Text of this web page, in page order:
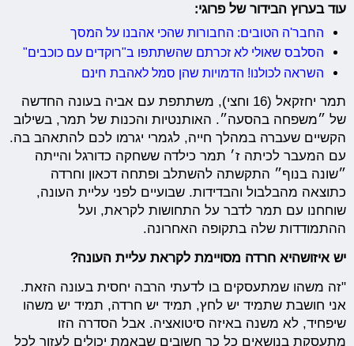
עוד בערוץ הבידור של פרוגי:
החבר'ה הטובים: החבורות שהכי אהבנו על המסך
הסלבס שאולי לא זכרתם שהשתתפו ב"רוקדים עם כוכבים"
השראה לכולנו! הדמויות שהן סמל לאהבת חינם
תמר יחזקאל (16 וחצי), משתתפת עם אביה בעונה החדשה
של ״משפחה בהסעה״. האותנטיות והכנות של תמר, בשילוב
הקשיים שעברה במהלך חייה, לגמרי יגרמו לכם להתאהב בה.
עם המעבר לכיתה ז׳ תמר כילדה ששחקה כדורגל והייתה
״שונה בנוף״ התקשתה להשתלב ופתחה דכאון וחרדה
כתוצאה מהבלבול והבדידות. שבועיים לפני עליית העונה,
שוחחנו עם תמר לדבר על התחושות לקראת, ועל
ההתמודדות שלה בתקופה האחרונה.
יש איזושהיא חרדה מסויימת לקראת עליית העונה?
"זה משהו שמתעסקים בו לדעתי הרבה יחסית בעונה הזאת.
אני חושבת שתמיד יש לחץ, תמיד יש חרדה, תמיד יש משהו
שיפחיד, לא משנה באיזה סיטואציה. אבל הסדרה הזו
מתעסקת בנושאים כל כך חשובים שבאמת יכולים לעזור לכל